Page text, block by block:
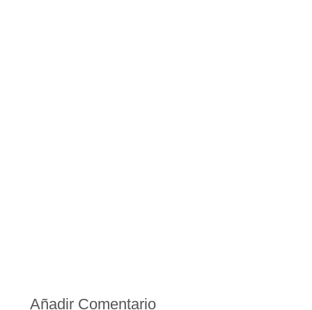
Añadir Comentario